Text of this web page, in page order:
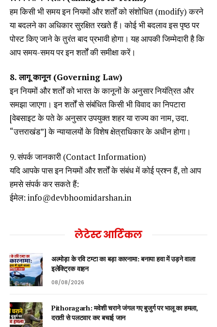
हम किसी भी समय इन नियमों और शर्तों को संशोधित (modify) करने
या बदलने का अधिकार सुरक्षित रखते हैं। कोई भी बदलाव इस पृष्ठ पर
पोस्ट किए जाने के तुरंत बाद प्रभावी होगा। यह आपकी जिम्मेदारी है कि
आप समय-समय पर इन शर्तों की समीक्षा करें।
8. लागू कानून (Governing Law)
इन नियमों और शर्तों को भारत के कानूनों के अनुसार नियंत्रित और
समझा जाएगा। इन शर्तों से संबंधित किसी भी विवाद का निपटारा
[वेबसाइट के पते के अनुसार उपयुक्त शहर या राज्य का नाम, उदा.
“उत्तराखंड”] के न्यायालयों के विशेष क्षेत्राधिकार के अधीन होगा।
9. संपर्क जानकारी (Contact Information)
यदि आपके पास इन नियमों और शर्तों के संबंध में कोई प्रश्न हैं, तो आप
हमसे संपर्क कर सकते हैं:
ईमेल: info@devbhoomidarshan.in
लेटेस्ट आर्टिकल
अल्मोड़ा के रवि टम्टा का बड़ा कारनामा: बनाया हवा में उड़ने वाला
इलेक्ट्रिक वाहन
08/08/2026
Pithoragarh: मवेशी चराने जंगल गए बुजुर्ग पर भालू का हमला,
दराती से पलटवार कर बचाई जान